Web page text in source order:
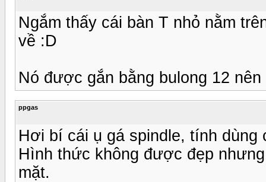
Ngắm thấy cái bàn T nhỏ nằm
về :D
Nó được gắn bằng bulong 12
ppgas
Hơi bí cái ụ gá spindle, tính dùng
Hình thức không được đẹp
mặt.